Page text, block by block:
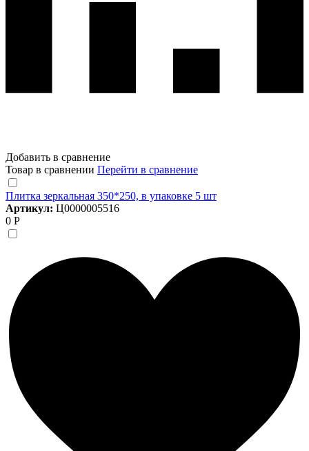
Добавить в сравнение
Товар в сравнении Перейти в сравнение
Плитка зеркальная 350*250, в упаковке 5 шт
Артикул: Ц0000005516
0 Р